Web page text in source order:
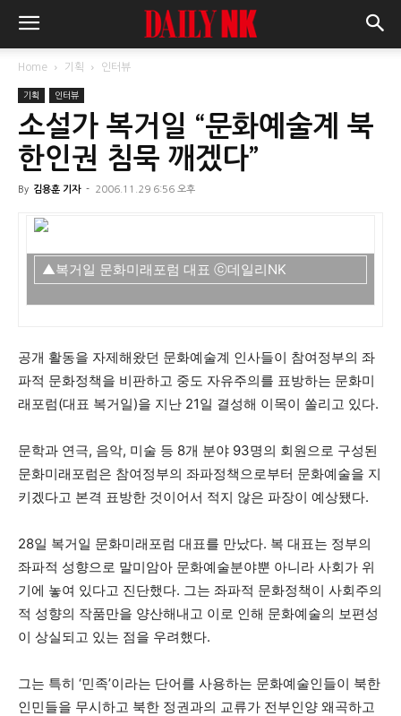
Home 기획 인터뷰
기획 인터뷰
소설가 복거일 “문화예술계 북
한인권 침묵 깨겠다”
By 김용훈 기자 - 2006.11.29 6:56 오후
▲복거일 문화미래포럼 대표 ⓒ데일리NK
공개 활동을 자제해왔던 문화예술계 인사들이 참여정부의 좌
파적 문화정책을 비판하고 중도 자유주의를 표방하는 문화미
래포럼(대표 복거일)을 지난 21일 결성해 이목이 쏠리고 있다.
문학과 연극, 음악, 미술 등 8개 분야 93명의 회원으로 구성된
문화미래포럼은 참여정부의 좌파정책으로부터 문화예술을 지
키겠다고 본격 표방한 것이어서 적지 않은 파장이 예상됐다.
28일 복거일 문화미래포럼 대표를 만났다. 복 대표는 정부의
좌파적 성향으로 말미암아 문화예술분야뿐 아니라 사회가 위
기에 놓여 있다고 진단했다. 그는 좌파적 문화정책이 사회주의
적 성향의 작품만을 양산해내고 이로 인해 문화예술의 보편성
이 상실되고 있는 점을 우려했다.
그는 특히 ‘민족’이라는 단어를 사용하는 문화예술인들이 북한
인민들을 무시하고 북한 정권과의 교류가 전부인양 왜곡하고